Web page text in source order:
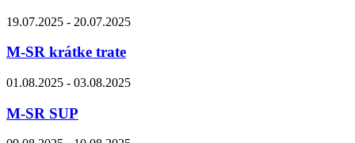
19.07.2025 - 20.07.2025
M-SR krátke trate
01.08.2025 - 03.08.2025
M-SR SUP